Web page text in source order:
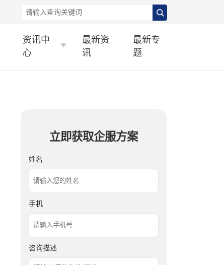
资讯中
心
最新资
讯
最新专
题
立即获取企服方案
姓名
手机
咨询描述